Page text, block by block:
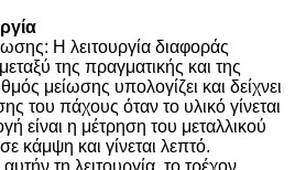
Η λειτουργία διαφοράς
της πραγματικής και της
μείωσης υπολογίζει και δείχνει
του πάχους όταν το υλικό γίνεται
είναι η μέτρηση του μεταλλικού
κάμψη και γίνεται λεπτό.
τη λειτουργία, το τρέχον